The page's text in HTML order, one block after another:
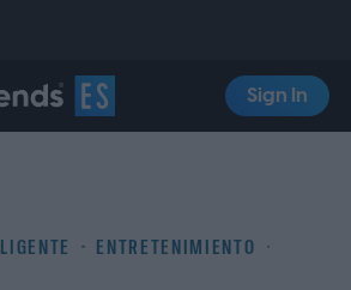
Español
Sign In
ENTRETENIMIENTO